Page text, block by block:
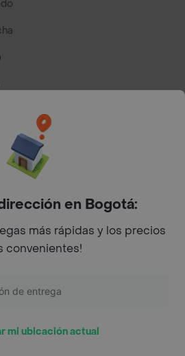
de Restaurantes
países
Google play
para pedir Comida a Domicilio -
en Bogotá:
más rápidas y los precios
convenientes!
mi ubicación actual